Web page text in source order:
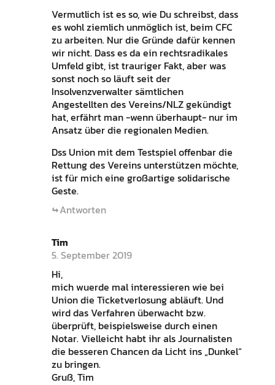
Vermutlich ist es so, wie Du schreibst, dass
es wohl ziemlich unmöglich ist, beim CFC
zu arbeiten. Nur die Gründe dafür kennen
wir nicht. Dass es da ein rechtsradikales
Umfeld gibt, ist trauriger Fakt, aber was
sonst noch so läuft seit der
Insolvenzverwalter sämtlichen
Angestellten des Vereins/NLZ gekündigt
hat, erfährt man -wenn überhaupt- nur im
Ansatz über die regionalen Medien.
Dss Union mit dem Testspiel offenbar die
Rettung des Vereins unterstützen möchte,
ist für mich eine großartige solidarische
Geste.
Antworten
Tim
5. September 2019
Hi,
mich wuerde mal interessieren wie bei
Union die Ticketverlosung abläuft. Und
wird das Verfahren überwacht bzw.
überprüft, beispielsweise durch einen
Notar. Vielleicht habt ihr als Journalisten
die besseren Chancen da Licht ins „Dunkel“
zu bringen.
Gruß, Tim